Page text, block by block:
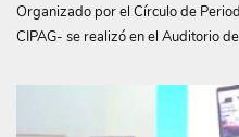
Organizado por el Círculo de
CIPAG- se realizó en el Auditorio